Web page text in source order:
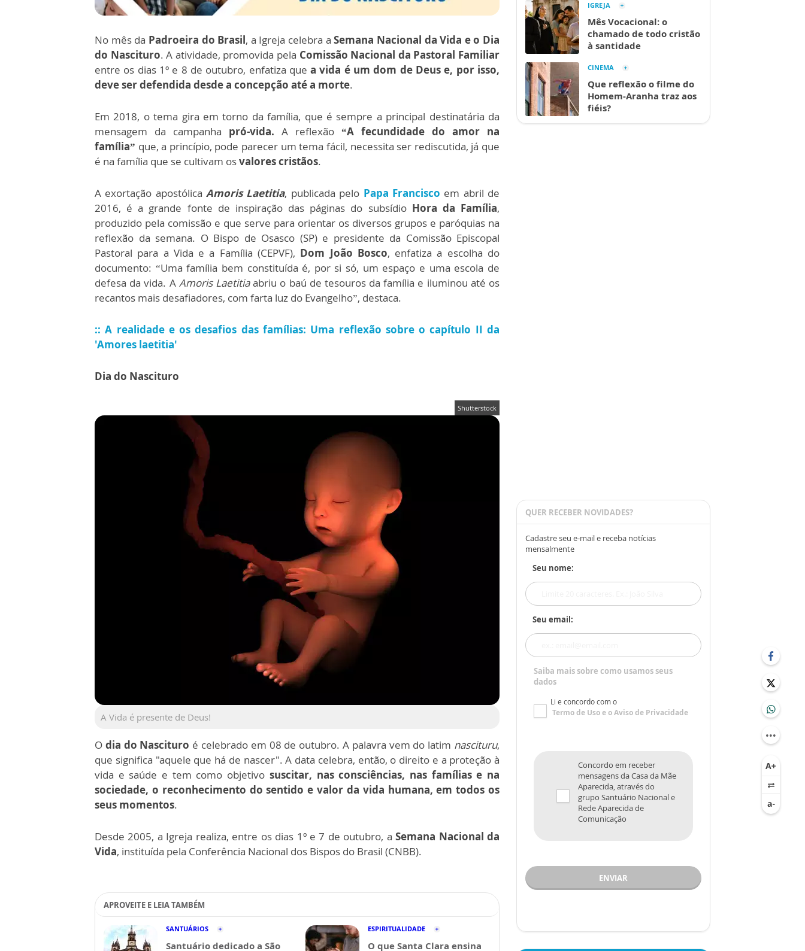
No mês da Padroeira do Brasil, a Igreja celebra aSemana Nacional da Vida e o Dia
do Nascituro. A atividade, promovida pela Comissão Nacional da Pastoral Familiar
entre os dias 1º e 8 de outubro, enfatiza quea vida é um dom de Deus e, por isso,
deve ser defendida desde a concepção até a morte.
Em 2018, o tema gira em torno da família, que é sempre a principal destinatária da
mensagem da campanha pró-vida. A reflexão “A fecundidade do amor na
família” que, a princípio, pode parecer um tema fácil, necessita ser rediscutida, já que
é na família que se cultivam osvalores cristãos.
A exortação apostólicaAmoris Laetitia, publicada pelo Papa Francisco em abril de
2016, é a grande fonte de inspiração das páginas do subsídio Hora da Família,
produzido pela comissão e que serve para orientar os diversos grupos e paróquias na
reflexão da semana. O Bispo de Osasco (SP) e presidente da Comissão Episcopal
Pastoral para a Vida e a Família (CEPVF), Dom João Bosco, enfatiza a escolha do
documento: “Uma família bem constituída é, por si só, um espaço e uma escola de
defesa da vida. AAmoris Laetitiaabriu o baú de tesouros da família e iluminou até os
recantos mais desafiadores, com farta luz do Evangelho”, destaca.
:: A realidade e os desafios das famílias: Uma reflexão sobre o capítulo II da
'Amores laetitia'
Dia do Nascituro
Shutterstock
A Vida é presente de Deus!
O dia do Nascituro é celebrado em 08 de outubro. A palavra vem do latim nascituru,
que significa "aquele que há de nascer". A data celebra, então, o direito e a proteção à
vida e saúde e tem como objetivo suscitar, nas consciências, nas famílias e na
sociedade, o reconhecimento do sentido e valor da vida humana, em todos os
seus momentos.
Desde 2005, a Igreja realiza, entre os dias 1º e 7 de outubro, aSemana Nacional da
Vida, instituída pela Conferência Nacional dos Bispos do Brasil (CNBB).
APROVEITE E LEIA TAMBÉM
SANTUÁRIOS
Santuário dedicado a São
ESPIRITUALIDADE
O que Santa Clara ensina
IGREJA
Mês Vocacional: o
chamado de todo cristão
à santidade
CINEMA
Que reflexão o filme do
Homem-Aranha traz aos
fiéis?
QUER RECEBER NOVIDADES?
Cadastre seu e-mail e receba notícias
mensalmente
Seu nome:
Seu email:
Saiba mais sobre como usamos seus
dados
Li e concordo com o
Termo de Usoe oAviso de Privacidade
Concordo em receber
mensagens da Casa da Mãe
Aparecida, através do
grupo Santuário Nacional e
Rede Aparecida de
Comunicação
ENVIAR